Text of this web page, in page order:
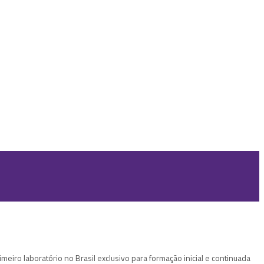
laboratório no Brasil exclusivo para formação inicial e continuada